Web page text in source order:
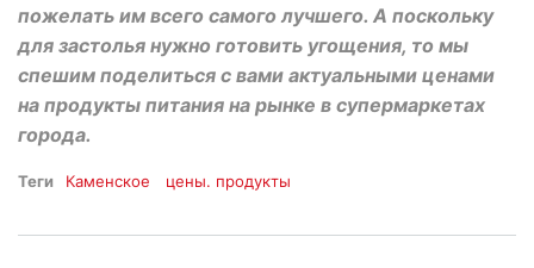
пожелать им всего самого лучшего. А поскольку
для застолья нужно готовить угощения, то мы
спешим поделиться с вами актуальными ценами
на продукты питания на рынке в супермаркетах
города.
Теги Каменское цены. продукты